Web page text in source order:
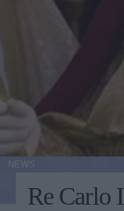
Re Carlo